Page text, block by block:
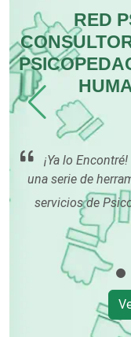
Editores
Electrónica
Elevadores
Empaques
RED
¡Ya lo
una serie de
servicios de